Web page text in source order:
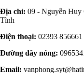
Địa chỉ: 09 - Nguyễn Huy
Tĩnh
Điện thoại: 02393 856661
Đường dây nóng:
Email: